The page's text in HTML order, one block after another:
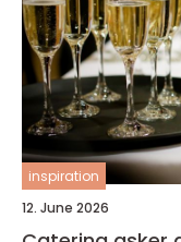
inspiration
12. June 2026